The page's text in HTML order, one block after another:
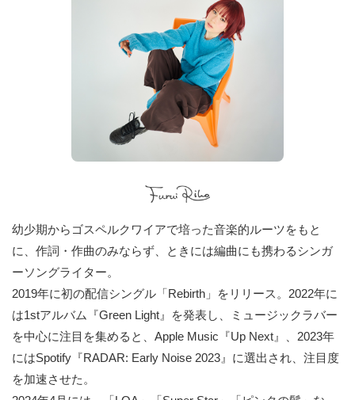
幼少期からゴスペルクワイアで培った音楽的ルーツをもと
に、作詞・作曲のみならず、ときには編曲にも携わるシンガ
ーソングライター。
2019年に初の配信シングル「Rebirth」をリリース。2022年に
は1stアルバム『Green Light』を発表し、ミュージックラバー
を中心に注目を集めると、Apple Music『Up Next』、2023年
にはSpotify『RADAR: Early Noise 2023』に選出され、注目度
を加速させた。